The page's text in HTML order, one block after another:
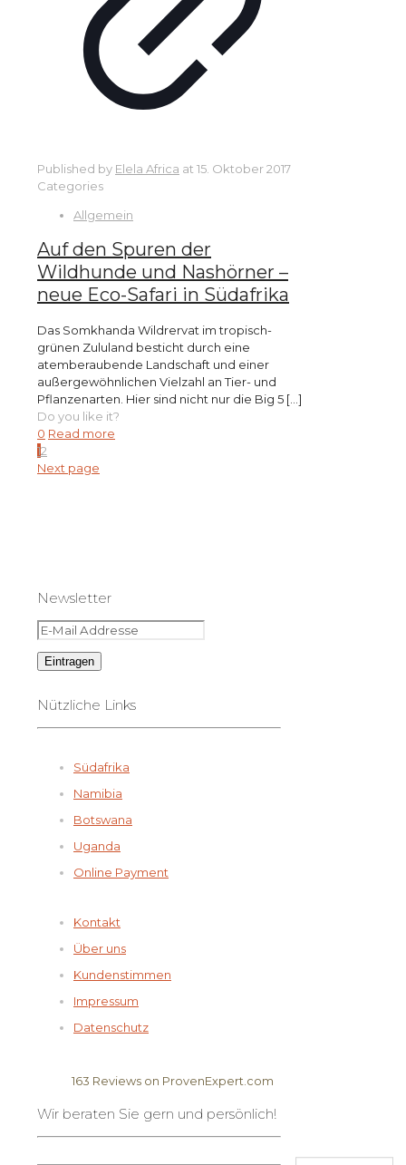
Published by Elela Africa at 15. Oktober 2017
Categories
Allgemein
Auf den Spuren der
Wildhunde und Nashörner –
neue Eco-Safari in Südafrika
Das Somkhanda Wildrervat im tropisch-
grünen Zululand besticht durch eine
atemberaubende Landschaft und einer
außergewöhnlichen Vielzahl an Tier- und
Pflanzenarten. Hier sind nicht nur die Big 5 […]
Do you like it?
0 Read more
12
Next page
Newsletter
Nützliche Links
Südafrika
Namibia
Botswana
Uganda
Online Payment
Kontakt
Über uns
Kundenstimmen
Impressum
Datenschutz
Elela Africa
163 Reviews on ProvenExpert.com
Wir beraten Sie gern und persönlich!